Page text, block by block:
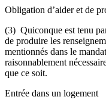
Obligation d’aider et de
(3) Quiconque est tenu
de produire les
mentionnés dans le
raisonnablement
que ce soit.
Entrée dans un logement